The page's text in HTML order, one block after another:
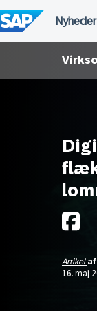
til
indholdet
Artikel af
16. maj